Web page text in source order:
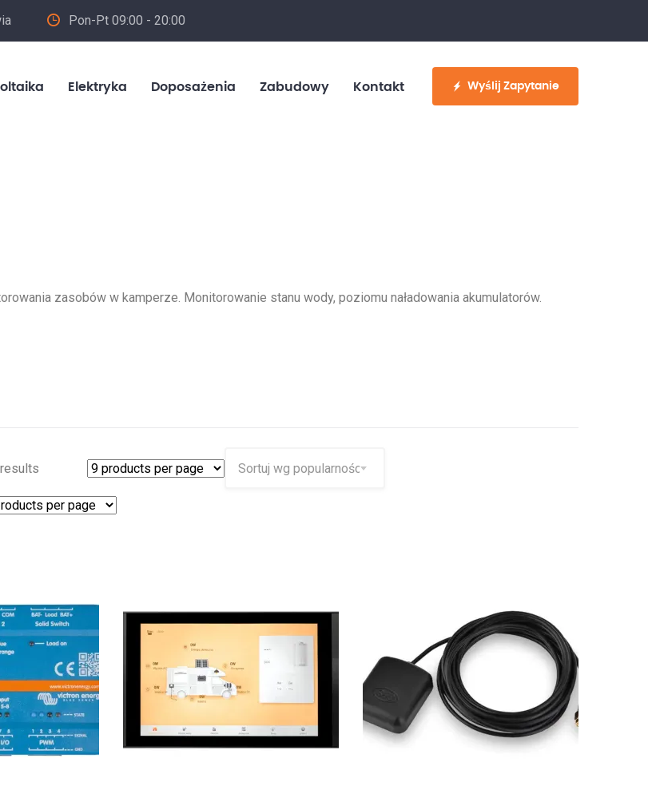
Pon-Pt 09:00 - 20:00
530 886 214
Elektryka Doposażenia Zabudowy Kontakt Wyślij Zapytanie
zasobów w kamperze. Monitorowanie stanu wody, poziomu naładowania akumulatorów.